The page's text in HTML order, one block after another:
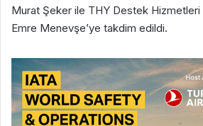
Murat Şeker ile THY Destek Hizmetleri
Emre Menevşe’ye takdim edildi.